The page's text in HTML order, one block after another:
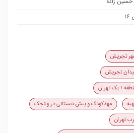
تجریش
تجریش
مهدکودک و پیش دبستانی در ولنجک
تهران